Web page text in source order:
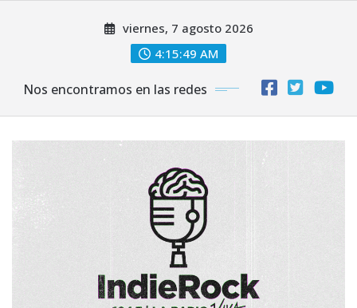
viernes, 7 agosto 2026
4:15:50 AM
Nos encontramos en las redes